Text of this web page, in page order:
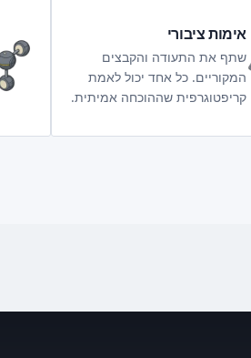
אימות ציבורי
שתף את התעודה והקבצים
המקוריים. כל אחד יכול לאמת
קריפטוגרפית שההוכחה אמיתית.